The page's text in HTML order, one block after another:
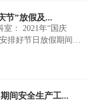
节”放假及...
室： 2021年“国庆
排好节日放假期间的
假期间的有...
间安全生产工...